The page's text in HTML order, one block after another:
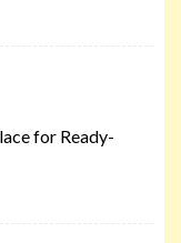
for Ready-